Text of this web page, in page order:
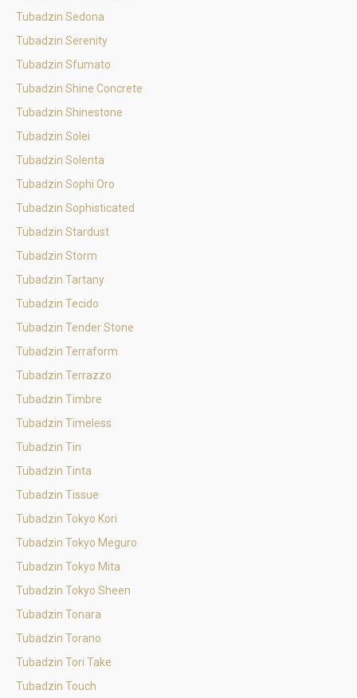
Tubadzin Sedona
Tubadzin Serenity
Tubadzin Sfumato
Tubadzin Shine Concrete
Tubadzin Shinestone
Tubadzin Solei
Tubadzin Solenta
Tubadzin Sophi Oro
Tubadzin Sophisticated
Tubadzin Stardust
Tubadzin Storm
Tubadzin Tartany
Tubadzin Tecido
Tubadzin Tender Stone
Tubadzin Terraform
Tubadzin Terrazzo
Tubadzin Timbre
Tubadzin Timeless
Tubadzin Tin
Tubadzin Tinta
Tubadzin Tissue
Tubadzin Tokyo Kori
Tubadzin Tokyo Meguro
Tubadzin Tokyo Mita
Tubadzin Tokyo Sheen
Tubadzin Tonara
Tubadzin Torano
Tubadzin Tori Take
Tubadzin Touch